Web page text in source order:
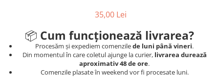
35,00 Lei
📦 Cum funcționează livrarea?
Procesăm și expediem comenzilede luni până vineri.
Din momentul în care coletul ajunge la curier, livrarea durează
aproximativ 48 de ore.
Comenzile plasate în weekend vor fi procesate luni.